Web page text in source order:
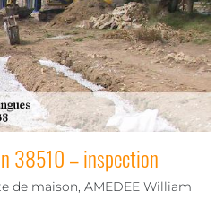
38510 – inspection
de maison, AMEDEE William